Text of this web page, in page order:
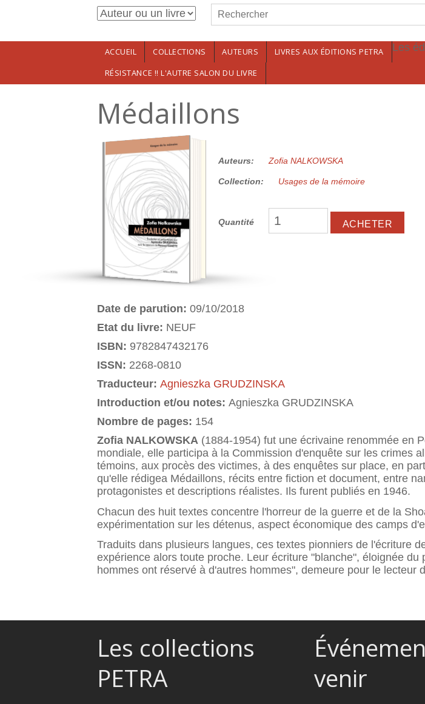
Aller au contenu principalFormulaire de recherche
Rechercher
ACCUEIL COLLECTIONS AUTEURS LIVRES AUX ÉDITIONS PETRA Les
RÉSISTANCE !! L'AUTRE SALON DU LIVRE
Médaillons
15.00€ Auteurs: Zofia NALKOWSKA
Collection: Usages de la mémoire
Quantité
Date de parution: 09/10/2018
Etat du livre: NEUF
ISBN: 9782847432176
ISSN: 2268-0810
Traducteur: Agnieszka GRUDZINSKA
Introduction et/ou notes: Agnieszka GRUDZINSKA
Nombre de pages: 154
Zofia NALKOWSKA (1884-1954) fut une écrivaine renommée en
mondiale, elle participa à la Commission d'enquête sur les crimes
témoins, aux procès des victimes, à des enquêtes sur place, en
qu'elle rédigea Médaillons, récits entre fiction et document, entre
protagonistes et descriptions réalistes. Ils furent publiés en 1946.
Chacun des huit textes concentre l'horreur de la guerre et de la
expérimentation sur les détenus, aspect économique des camps
Traduits dans plusieurs langues, ces textes pionniers de l'écriture
expérience alors toute proche. Leur écriture "blanche", éloignée
hommes ont réservé à d'autres hommes", demeure pour le lecteur
Les collections
PETRA
venir